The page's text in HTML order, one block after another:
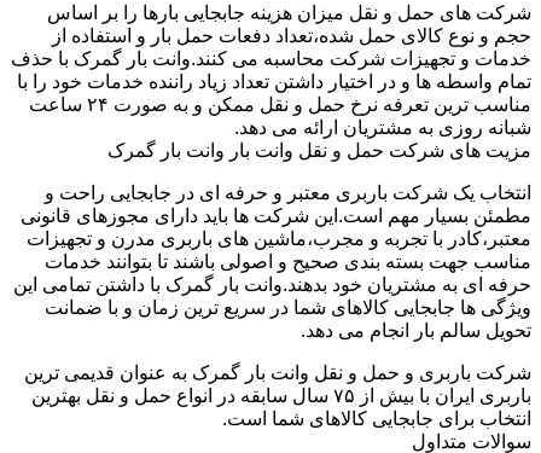
شرکت های حمل و نقل میزان هزینه جابجایی بارها را بر اساس
حجم و نوع کالای حمل شده،تعداد دفعات حمل بار و استفاده از
خدمات و تجهیزات شرکت محاسبه می کنند.وانت بار گمرک با حذف
تمام واسطه ها و در اختیار داشتن تعداد زیاد راننده خدمات خود را با
مناسب ترین تعرفه نرخ حمل و نقل ممکن و به صورت ۲۴ ساعت
شبانه روزی به مشتریان ارائه می دهد.
مزیت های شرکت حمل و نقل وانت بار وانت بار گمرک
انتخاب یک شرکت باربری معتبر و حرفه ای در جابجایی راحت و
مطمئن بسیار مهم است.این شرکت ها باید دارای مجوزهای قانونی
معتبر،کادر با تجربه و مجرب،ماشین های باربری مدرن و تجهیزات
مناسب جهت بسته بندی صحیح و اصولی باشند تا بتوانند خدمات
حرفه ای به مشتریان خود بدهند.وانت بار گمرک با داشتن تمامی این
ویژگی ها جابجایی کالاهای شما در سریع ترین زمان و با ضمانت
تحویل سالم بار انجام می دهد.
شرکت باربری و حمل و نقل وانت بار گمرک به عنوان قدیمی ترین
باربری ایران با بیش از ۷۵ سال سابقه در انواع حمل و نقل بهترین
انتخاب برای جابجایی کالاهای شما است.
سوالات متداول